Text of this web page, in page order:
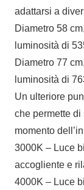
adattarsi a
Diametro 58
luminosità di
Diametro 77
luminosità di
Un ulteriore
che permette di
momento
3000K – Luce
accogliente e
4000K – Luce